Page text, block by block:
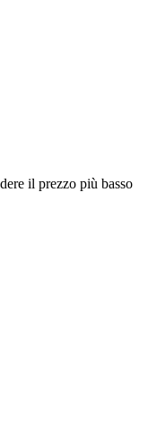
il prezzo più basso